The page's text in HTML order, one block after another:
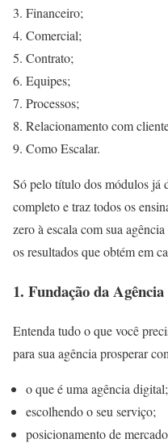
Financeiro;
Comercial;
Contrato;
Equipes;
Processos;
Relacionamento com
Como Escalar.
Só pelo título dos módulos já
completo e traz todos os
zero à escala com sua
os resultados que obtém em
1. Fundação da Agência
Entenda tudo o que você
para sua agência prosperar
o que é uma agência digital;
escolhendo o seu serviço;
posicionamento de